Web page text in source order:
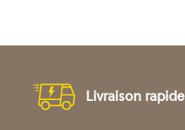
Livraison rapide